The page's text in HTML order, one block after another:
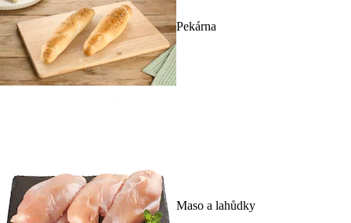
Pekárna
Maso a lahůdky